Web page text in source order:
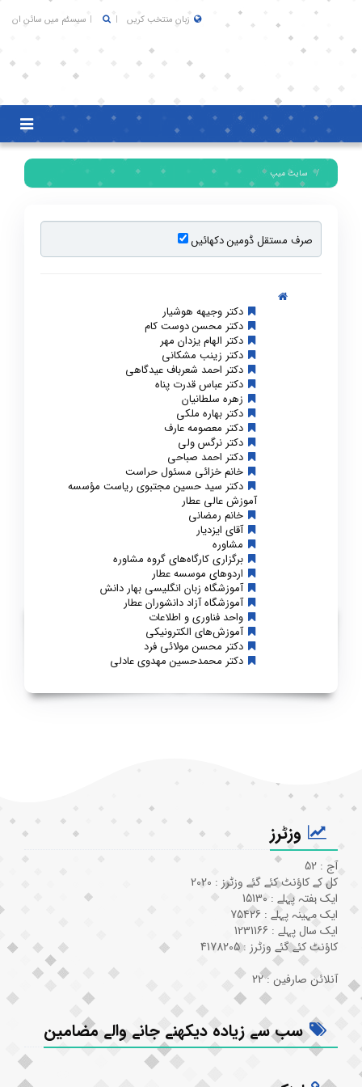
زبان منتخب کریں سیسٹم میں سائن ان
Toggle
سایٹ میپ
صرف مستقل ڈومین دکھائیں
دکتر وجیهه هوشیار
دکتر محسن دوست کام
دکتر الهام یزدان مهر
دکتر زینب مشکانی
دکتر احمد شعرباف عیدگاهی
دکتر عباس قدرت پناه
زهره سلطانیان
دکتر بهاره ملکی
دکتر معصومه عارف
دکتر نرگس ولی
دکتر احمد صباحی
خانم خزائی مسئول حراست
دکتر سید حسین مجتبوی ریاست مؤسسه
آموزش عالی عطار
خانم رمضانی
آقای ایزدیار
مشاوره
برگزاری کارگاه‌های گروه مشاوره
اردوهای موسسه عطار
آموزشگاه زبان انگلیسی بهار دانش
آموزشگاه آزاد دانشوران عطار
واحد فناوری و اطلاعات
آموزش‌های الکترونیکی
دکتر محسن مولائی فرد
دکتر محمدحسین مهدوی عادلی
وزٹرز
آج : 52
کل کے کاؤنٹ کئے گئے وزٹرز : 2020
ایک ہفتہ پہلے : 15130
ایک مہینہ پہلے : 75426
ایک سال پہلے : 1231166
کاؤنٹ کئے گئے وزٹرز : 4178205
آنلائن صارفین : 22
سب سے زیادہ دیکھنے جانے والے مضامین